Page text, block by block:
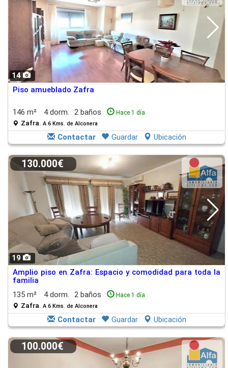
14
Piso amueblado Zafra
146 m² 4 dorm. 2 baños Hace 1 día
Zafra. A 6 Kms. de Alconera
Contactar Guardar Ubicación
19
130.000€
Amplio piso en Zafra: Espacio y comodidad para toda la
familia
135 m²
4 dorm. 2 baños Hace 1 día
Zafra. A 6 Kms. de Alconera
Contactar Guardar Ubicación
100.000€